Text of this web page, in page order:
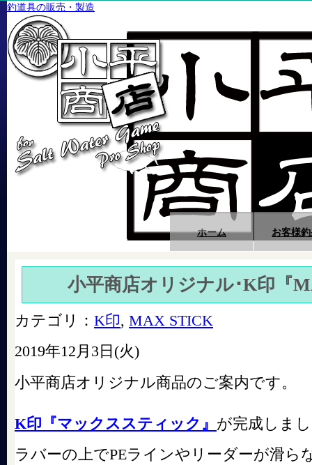
釣道具の販売・製造
ホーム お客様
小平商店オリジナル･K印『
カテゴリ： K印, MAX STICK
2019年12月3日(火)
小平商店オリジナル商品のご案内です。
K印『マックススティック』 が完成しま
ラバーの上でPEラインやリーダーが滑ら